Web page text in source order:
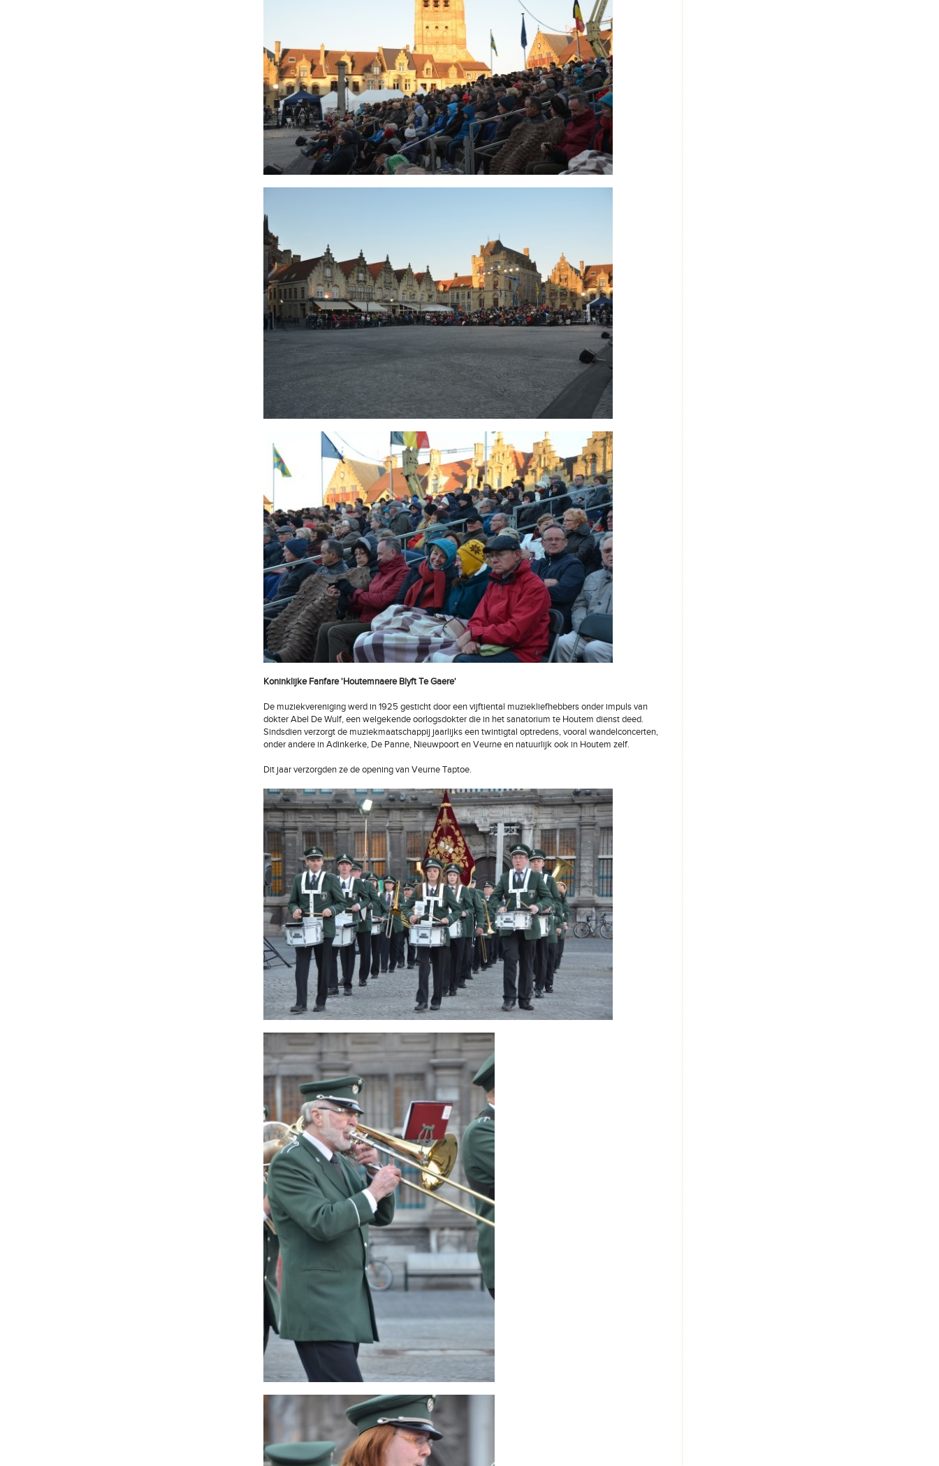
Koninklijke Fanfare 'Houtemnaere Blyft Te Gaere'
De muziekvereniging werd in 1925 gesticht door een vijftiental muziekliefhebbers onder impuls van
dokter Abel De Wulf, een welgekende oorlogsdokter die in het sanatorium te Houtem dienst deed.
Sindsdien verzorgt de muziekmaatschappij jaarlijks een twintigtal optredens, vooral wandelconcerten,
onder andere in Adinkerke, De Panne, Nieuwpoort en Veurne en natuurlijk ook in Houtem zelf.
Dit jaar verzorgden ze de opening van Veurne Taptoe.